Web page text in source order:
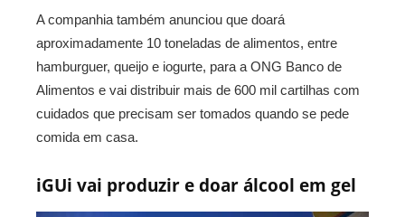
A companhia também anunciou que doará
aproximadamente 10 toneladas de alimentos, entre
hamburguer, queijo e iogurte, para a ONG Banco de
Alimentos e vai distribuir mais de 600 mil cartilhas com
cuidados que precisam ser tomados quando se pede
comida em casa.
iGUi vai produzir e doar álcool em gel